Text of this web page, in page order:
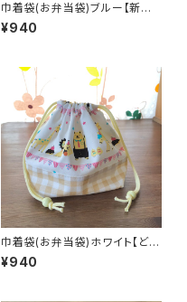
巾着袋(お弁当袋)ブルー【新幹
線柄】☆19×27cmマチ12cm★
KO.2021 電車 でんしゃ 乗り
ーダーHoshizora☆ほしぞら
¥940
巾着袋(お弁当袋)ホワイト【どう
ぶつ柄】☆19×27cmマチ12cm
★KO. 16 アニマル ライオン
¥940